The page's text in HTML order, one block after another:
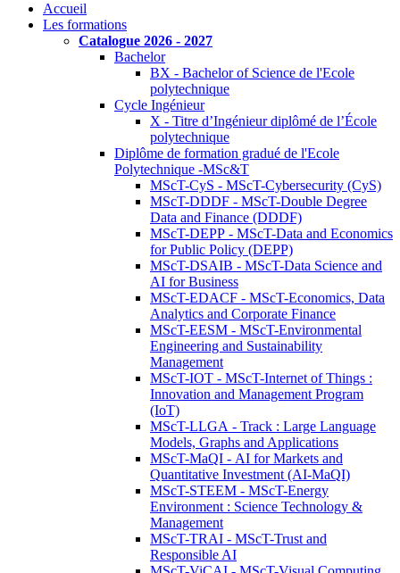
Accueil
Les formations
Catalogue 2026 - 2027
Bachelor
BX - Bachelor of Science de l'Ecole
polytechnique
Cycle Ingénieur
X - Titre d’Ingénieur diplômé de l’École
polytechnique
Diplôme de formation gradué de l'Ecole
Polytechnique -MSc&T
MScT-CyS - MScT-Cybersecurity (CyS)
MScT-DDDF - MScT-Double Degree
Data and Finance (DDDF)
MScT-DEPP - MScT-Data and Economics
for Public Policy (DEPP)
MScT-DSAIB - MScT-Data Science and
AI for Business
MScT-EDACF - MScT-Economics, Data
Analytics and Corporate Finance
MScT-EESM - MScT-Environmental
Engineering and Sustainability
Management
MScT-IOT - MScT-Internet of Things :
Innovation and Management Program
(IoT)
MScT-LLGA - Track : Large Language
Models, Graphs and Applications
MScT-MaQI - AI for Markets and
Quantitative Investment (AI-MaQI)
MScT-STEEM - MScT-Energy
Environment : Science Technology &
Management
MScT-TRAI - MScT-Trust and
Responsible AI